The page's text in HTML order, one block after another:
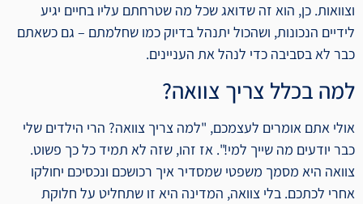
וצוואות. כן, הוא זה שדואג שכל מה שטרחתם עליו בחיים יגיע
לידיים הנכונות, ושהכול יתנהל בדיוק כמו שחלמתם – גם כשאתם
כבר לא בסביבה כדי לנהל את העניינים.
למה בכלל צריך צוואה?
אולי אתם אומרים לעצמכם, "למה צריך צוואה? הרי הילדים שלי
כבר יודעים מה שייך למי!". אז זהו, שזה לא תמיד כל כך פשוט.
צוואה היא מסמך משפטי שמסדיר איך רכושכם ונכסיכם יחולקו
אחרי לכתכם. בלי צוואה, המדינה היא זו שתחליט על חלוקת